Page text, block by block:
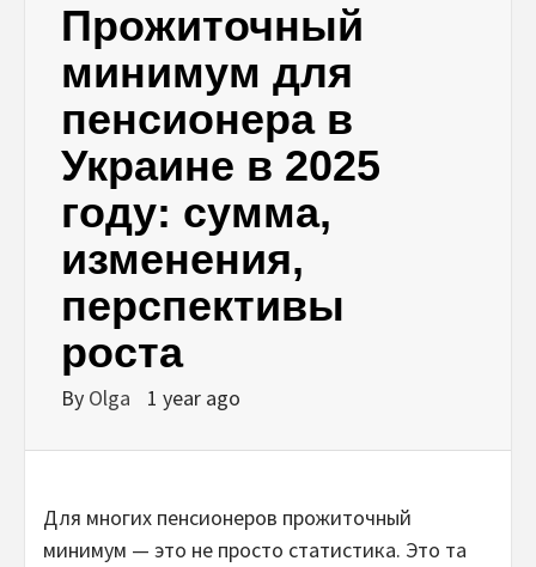
Прожиточный
минимум для
пенсионера в
Украине в 2025
году: сумма,
изменения,
перспективы
роста
By Olga 1 year ago
Для многих пенсионеров прожиточный
минимум — это не просто статистика. Это та